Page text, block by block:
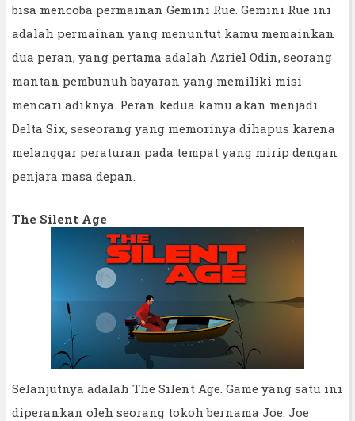
bisa mencoba permainan Gemini Rue. Gemini Rue ini
adalah permainan yang menuntut kamu memainkan
dua peran, yang pertama adalah Azriel Odin, seorang
mantan pembunuh bayaran yang memiliki misi
mencari adiknya. Peran kedua kamu akan menjadi
Delta Six, seseorang yang memorinya dihapus karena
melanggar peraturan pada tempat yang mirip dengan
penjara masa depan.
The Silent Age
Selanjutnya adalah The Silent Age. Game yang satu ini
diperankan oleh seorang tokoh bernama Joe. Joe